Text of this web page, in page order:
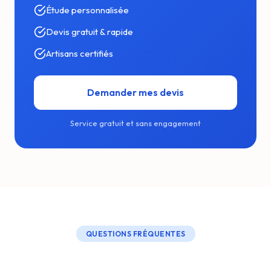
Étude personnalisée
Devis gratuit & rapide
Artisans certifiés
Demander mes devis
Service gratuit et sans engagement
QUESTIONS FRÉQUENTES